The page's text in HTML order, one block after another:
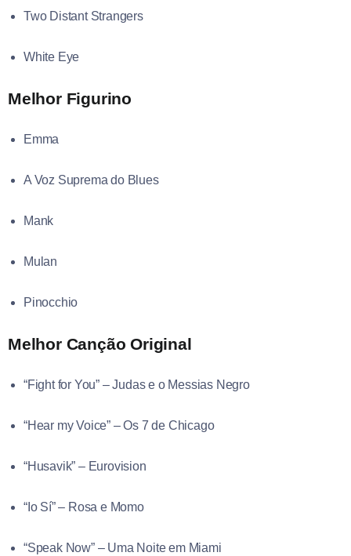
Two Distant Strangers
White Eye
Melhor Figurino
Emma
A Voz Suprema do Blues
Mank
Mulan
Pinocchio
Melhor Canção Original
“Fight for You” – Judas e o Messias Negro
“Hear my Voice” – Os 7 de Chicago
“Husavik” – Eurovision
“Io Sí” – Rosa e Momo
“Speak Now” – Uma Noite em Miami